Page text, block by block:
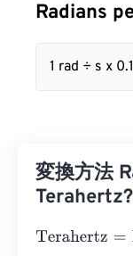
Radians
1 rad ÷ s x
変換方法
Terahertz?
Terahertz=